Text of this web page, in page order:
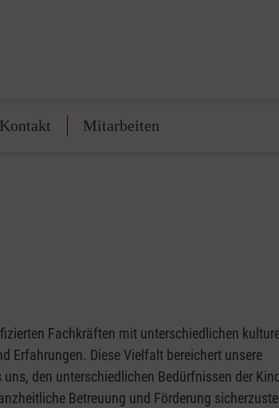
Kontakt Mitarbeiten
Fachkräften mit unterschiedlichen
Erfahrungen. Diese Vielfalt bereichert unsere
den unterschiedlichen Bedürfnissen der
Betreuung und Förderung